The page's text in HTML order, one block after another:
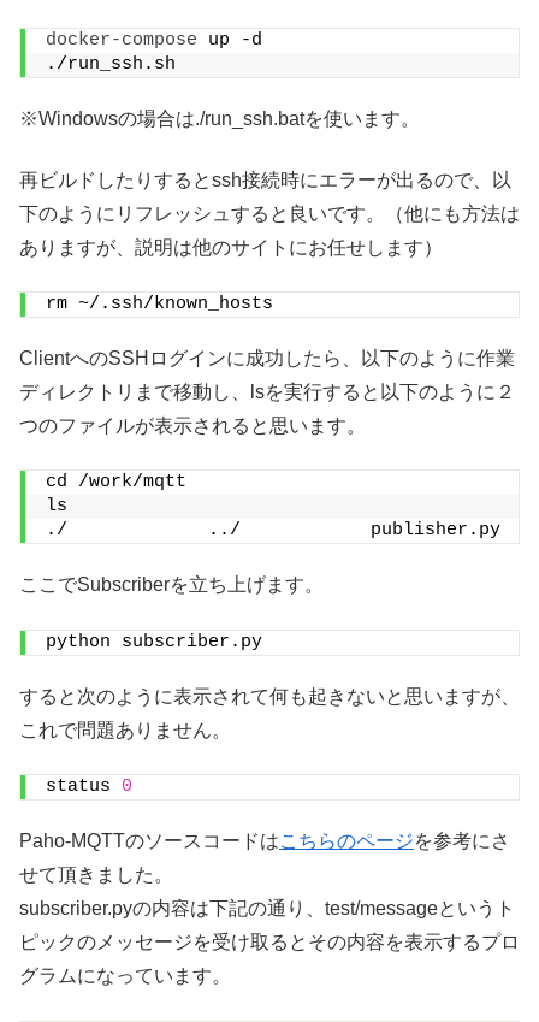
docker-compose up -d
./run_ssh.sh
※Windowsの場合は./run_ssh.batを使います。
再ビルドしたりするとssh接続時にエラーが出るので、以
下のようにリフレッシュすると良いです。（他にも方法は
ありますが、説明は他のサイトにお任せします）
rm ~/.ssh/known_hosts
ClientへのSSHログインに成功したら、以下のように作業
ディレクトリまで移動し、lsを実行すると以下のように２
つのファイルが表示されると思います。
cd /work/mqtt
ls
./             ../            publisher.py
ここでSubscriberを立ち上げます。
python subscriber.py
すると次のように表示されて何も起きないと思いますが、
これで問題ありません。
status 0
Paho-MQTTのソースコードはこちらのページを参考にさ
せて頂きました。
subscriber.pyの内容は下記の通り、test/messageというト
ピックのメッセージを受け取るとその内容を表示するプロ
グラムになっています。